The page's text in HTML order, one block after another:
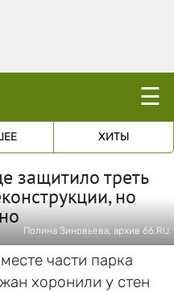
☰
ХИТЫ
защитило треть
но
Полина Зиновьева, архив 66.RU
части парка
хоронили у стен